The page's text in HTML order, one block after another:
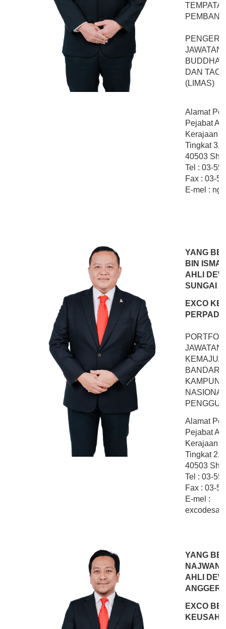
BUDDHA,
DAN TAO
(LIMAS)
Alamat
Pejabat
Kerajaan
Tingkat 3,
40503
Tel : 03-
Fax : 03-
E-mel :
YANG
BIN
AHLI
SUNGAI
EXCO
BANDAR,
Alamat
Pejabat
Kerajaan
Tingkat 2,
40503
Tel : 03-
Fax : 03-
E-mel :
YANG
NAJWAN
AHLI
EXCO